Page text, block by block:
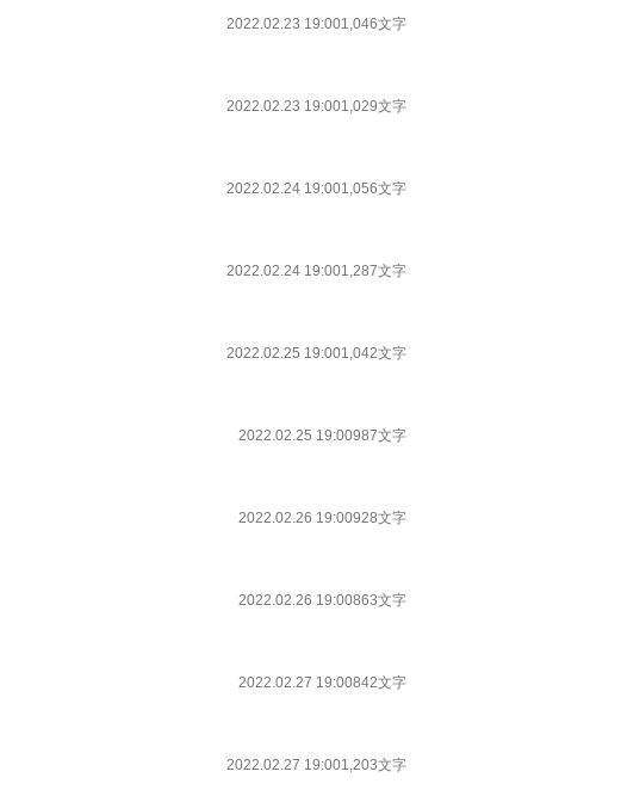
2022.02.23 19:001,046文字
2022.02.23 19:001,029文字
2022.02.24 19:001,056文字
2022.02.24 19:001,287文字
2022.02.25 19:001,042文字
2022.02.25 19:00987文字
2022.02.26 19:00928文字
2022.02.26 19:00863文字
2022.02.27 19:00842文字
2022.02.27 19:001,203文字